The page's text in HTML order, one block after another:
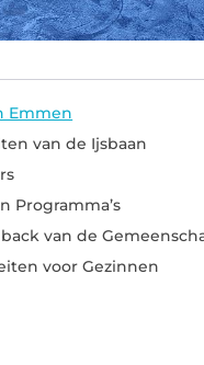
Emmen
van de Ijsbaan
Programma’s
van de
voor Gezinnen